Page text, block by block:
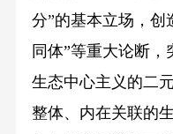
分”的基本立场，创
同体”等重大论断
生态中心主义的二
整体、内在关联的